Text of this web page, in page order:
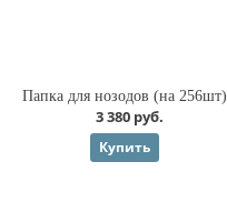
Папка для нозодов (на 256шт)
3 380 руб.
Купить